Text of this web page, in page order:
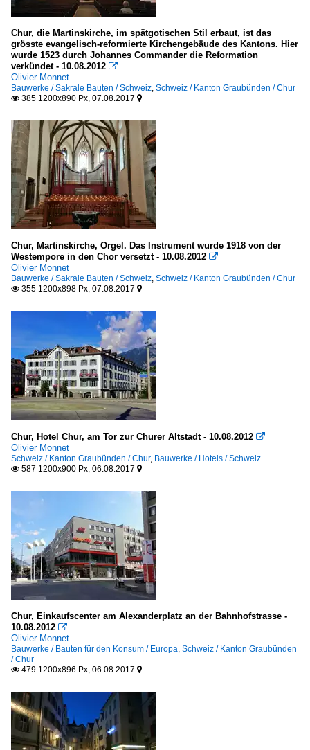
Chur, die Martinskirche, im spätgotischen Stil erbaut, ist das
grösste evangelisch-reformierte Kirchengebäude des Kantons. Hier
wurde 1523 durch Johannes Commander die Reformation
verkündet - 10.08.2012 
Olivier Monnet
Bauwerke / Sakrale Bauten / Schweiz, Schweiz / Kanton Graubünden / Chur
 385 1200x890 Px, 07.08.2017 
Chur, Martinskirche, Orgel. Das Instrument wurde 1918 von der
Westempore in den Chor versetzt - 10.08.2012 
Olivier Monnet
Bauwerke / Sakrale Bauten / Schweiz, Schweiz / Kanton Graubünden / Chur
 355 1200x898 Px, 07.08.2017 
Chur, Hotel Chur, am Tor zur Churer Altstadt - 10.08.2012 
Olivier Monnet
Schweiz / Kanton Graubünden / Chur, Bauwerke / Hotels / Schweiz
 587 1200x900 Px, 06.08.2017 
Chur, Einkaufscenter am Alexanderplatz an der Bahnhofstrasse -
10.08.2012 
Olivier Monnet
Bauwerke / Bauten für den Konsum / Europa, Schweiz / Kanton Graubünden
/ Chur
 479 1200x896 Px, 06.08.2017 